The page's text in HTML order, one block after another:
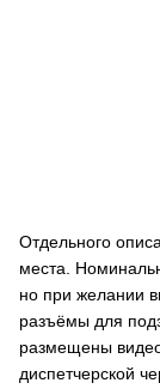
Отдельного
места.
но при желании
разъёмы для
размещены
диспетчерской